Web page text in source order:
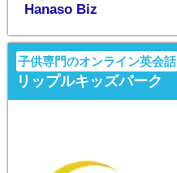
Hanaso Biz
子供専門のオンライン英会話
リップルキッズパーク